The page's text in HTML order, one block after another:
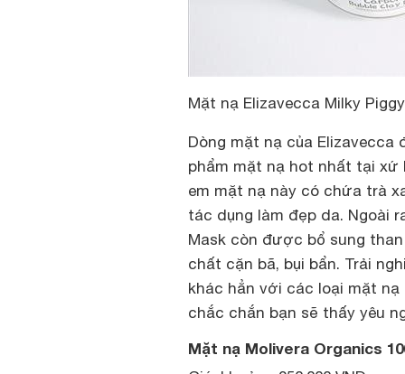
Mặt nạ Elizavecca Milky
Dòng mặt nạ của
phẩm mặt nạ hot nhất tại xứ
em mặt nạ này có chứa trà
tác dụng làm đẹp da. Ngoài
Mask còn được bổ sung
chất cặn bã, bụi bẩn. Trải
khác hẳn với các loại mặt
chắc chắn bạn sẽ thấy yêu
Mặt nạ Molivera Organics